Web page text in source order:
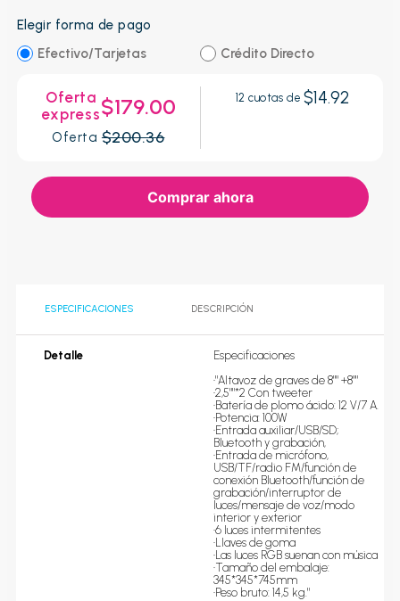
Elegir forma de pago
Efectivo/Tarjetas
Crédito Directo
Oferta
express$179.00
Oferta$200.36
12 cuotas de $14.92
Comprar ahora
ESPECIFICACIONES DESCRIPCIÓN
Detalle
Especificaciones
•"Altavoz de graves de 8"" +8""
•2,5""*2 Con tweeter
•Batería de plomo ácido: 12 V/7 A.
•Potencia: 100W
•Entrada auxiliar/USB/SD;
Bluetooth y grabación,
•Entrada de micrófono,
USB/TF/radio FM/función de
conexión Bluetooth/función de
grabación/interruptor de
luces/mensaje de voz/modo
interior y exterior
•6 luces intermitentes
•Llaves de goma
•Las luces RGB suenan con música
•Tamaño del embalaje:
345*345*745mm
•Peso bruto: 14,5 kg."